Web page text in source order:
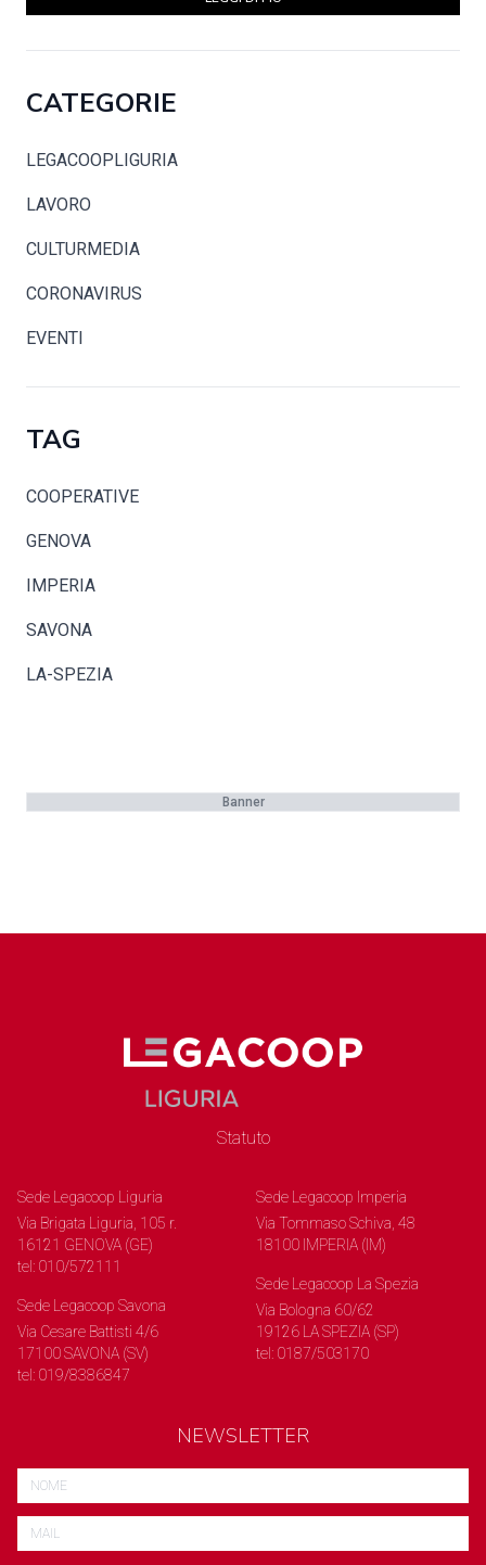
CATEGORIE
LEGACOOPLIGURIA
LAVORO
CULTURMEDIA
CORONAVIRUS
EVENTI
TAG
COOPERATIVE
GENOVA
IMPERIA
SAVONA
LA-SPEZIA
Banner
Statuto
Sede Legacoop Liguria
Via Brigata Liguria, 105 r.
16121 GENOVA (GE)
tel: 010/572111
Sede Legacoop Savona
Via Cesare Battisti 4/6
17100 SAVONA (SV)
tel: 019/8386847
Sede Legacoop Imperia
Via Tommaso Schiva, 48
18100 IMPERIA (IM)
Sede Legacoop La Spezia
Via Bologna 60/62
19126 LA SPEZIA (SP)
tel: 0187/503170
NEWSLETTER